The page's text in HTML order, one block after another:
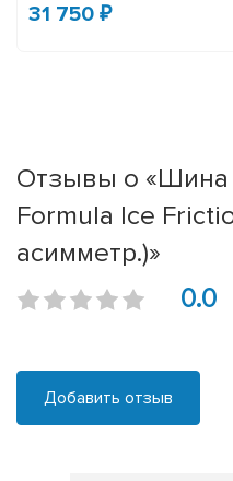
31 750 ₽
Отзывы о «Шина
Formula Ice
асимметр.)»
0.0
Добавить отзыв